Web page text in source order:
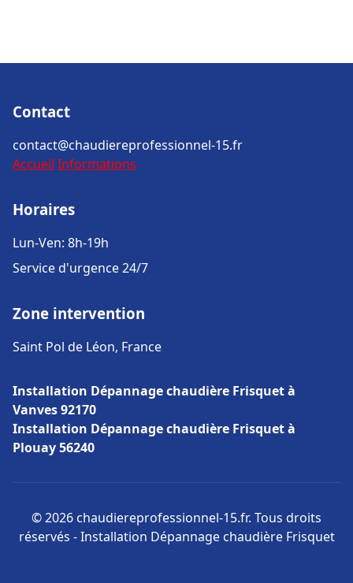
Contact
contact@chaudiereprofessionnel-15.fr
Accueil Informations
Horaires
Lun-Ven: 8h-19h
Service d'urgence 24/7
Zone intervention
Saint Pol de Léon, France
Installation Dépannage chaudière Frisquet à
Vanves 92170
Installation Dépannage chaudière Frisquet à
Plouay 56240
© 2026 chaudiereprofessionnel-15.fr. Tous droits
réservés - Installation Dépannage chaudière Frisquet